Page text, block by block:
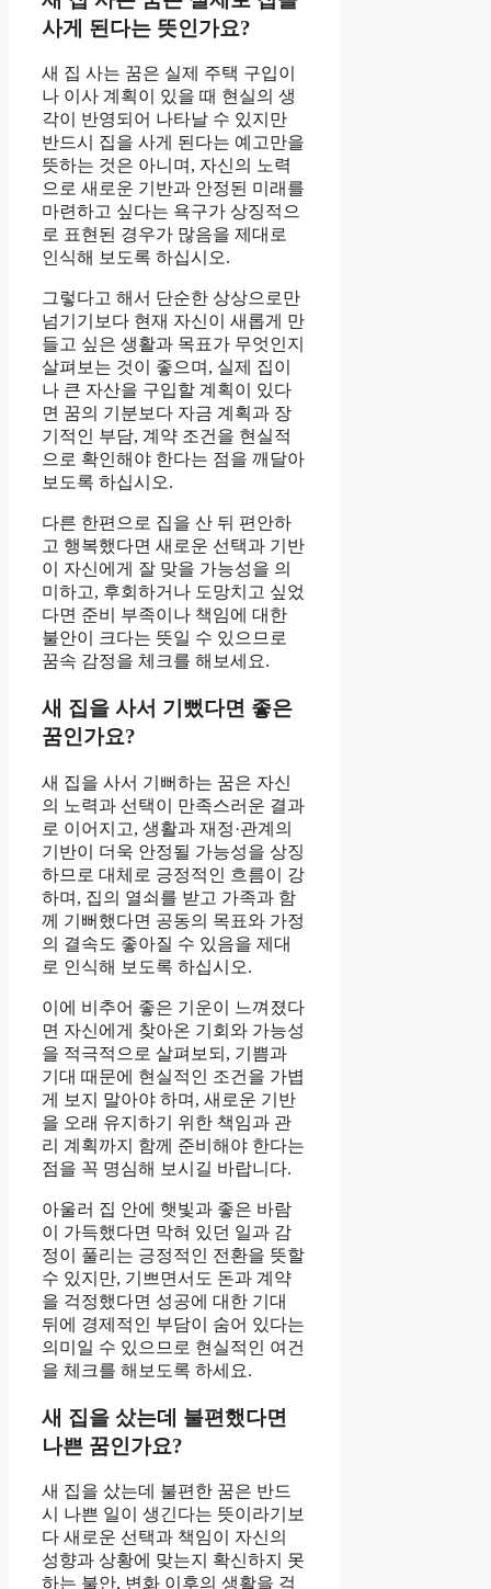
사게 된다는 뜻인가요?
새 집 사는 꿈은 실제 주택 구입이
나 이사 계획이 있을 때 현실의 생
각이 반영되어 나타날 수 있지만
반드시 집을 사게 된다는 예고만을
뜻하는 것은 아니며, 자신의 노력
으로 새로운 기반과 안정된 미래를
마련하고 싶다는 욕구가 상징적으
로 표현된 경우가 많음을 제대로
인식해 보도록 하십시오.
그렇다고 해서 단순한 상상으로만
넘기기보다 현재 자신이 새롭게 만
들고 싶은 생활과 목표가 무엇인지
살펴보는 것이 좋으며, 실제 집이
나 큰 자산을 구입할 계획이 있다
면 꿈의 기분보다 자금 계획과 장
기적인 부담, 계약 조건을 현실적
으로 확인해야 한다는 점을 깨달아
보도록 하십시오.
다른 한편으로 집을 산 뒤 편안하
고 행복했다면 새로운 선택과 기반
이 자신에게 잘 맞을 가능성을 의
미하고, 후회하거나 도망치고 싶었
다면 준비 부족이나 책임에 대한
불안이 크다는 뜻일 수 있으므로
꿈속 감정을 체크를 해보세요.
새 집을 사서 기뻤다면 좋은
꿈인가요?
새 집을 사서 기뻐하는 꿈은 자신
의 노력과 선택이 만족스러운 결과
로 이어지고, 생활과 재정·관계의
기반이 더욱 안정될 가능성을 상징
하므로 대체로 긍정적인 흐름이 강
하며, 집의 열쇠를 받고 가족과 함
께 기뻐했다면 공동의 목표와 가정
의 결속도 좋아질 수 있음을 제대
로 인식해 보도록 하십시오.
이에 비추어 좋은 기운이 느껴졌다
면 자신에게 찾아온 기회와 가능성
을 적극적으로 살펴보되, 기쁨과
기대 때문에 현실적인 조건을 가볍
게 보지 말아야 하며, 새로운 기반
을 오래 유지하기 위한 책임과 관
리 계획까지 함께 준비해야 한다는
점을 꼭 명심해 보시길 바랍니다.
아울러 집 안에 햇빛과 좋은 바람
이 가득했다면 막혀 있던 일과 감
정이 풀리는 긍정적인 전환을 뜻할
수 있지만, 기쁘면서도 돈과 계약
을 걱정했다면 성공에 대한 기대
뒤에 경제적인 부담이 숨어 있다는
의미일 수 있으므로 현실적인 여건
을 체크를 해보도록 하세요.
새 집을 샀는데 불편했다면
나쁜 꿈인가요?
새 집을 샀는데 불편한 꿈은 반드
시 나쁜 일이 생긴다는 뜻이라기보
다 새로운 선택과 책임이 자신의
성향과 상황에 맞는지 확신하지 못
하는 불안, 변화 이후의 생활을 걱